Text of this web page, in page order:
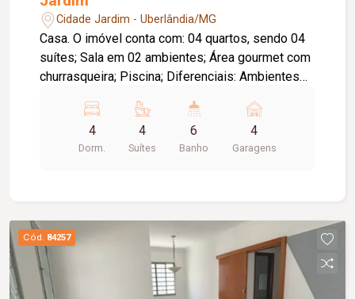
Cidade Jardim - Uberlândia/MG
Casa. O imóvel conta com: 04 quartos, sendo 04
suítes; Sala em 02 ambientes; Área gourmet com
churrasqueira; Piscina; Diferenciais: Ambientes
praticidade.
4
Dorm.
4
Suítes
6
Banho
4
Garagens
Cód. 84257